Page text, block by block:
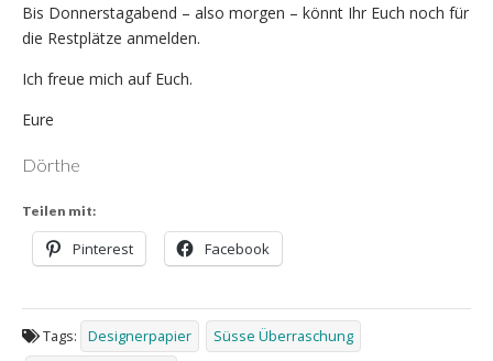
Bis Donnerstagabend – also morgen – könnt Ihr Euch noch für
die Restplätze anmelden.
Ich freue mich auf Euch.
Eure
Dörthe
Teilen mit:
Pinterest Facebook
Tags: Designerpapier
Süsse Überraschung